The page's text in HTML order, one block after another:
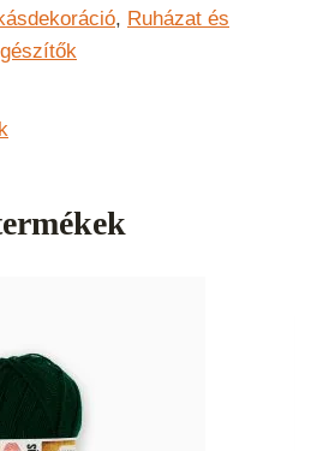
, Ruházat és